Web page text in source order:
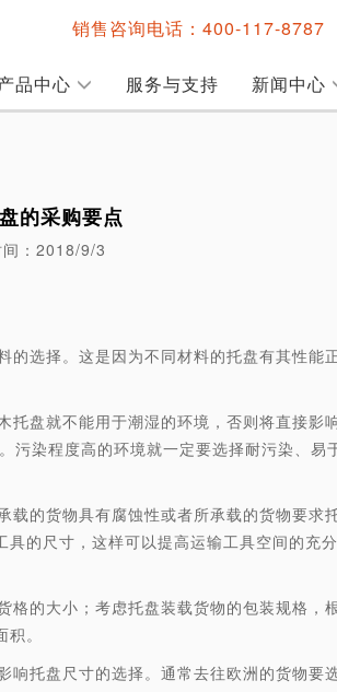
销售咨询电话：400-117-8787
品中心 服务与支持 新闻中心
的采购要点
间：2018/9/3
择。这是因为不同材料的托盘有其性能正
就不能用于潮湿的环境，否则将直接影响
染程度高的环境就一定要选择耐污染、易
的货物具有腐蚀性或者所承载的货物要求
的尺寸，这样可以提高运输工具空间的充
的大小；考虑托盘装载货物的包装规格，
。
托盘尺寸的选择。通常去往欧洲的货物要